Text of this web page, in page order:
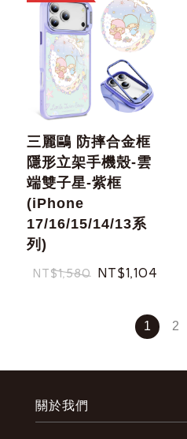
三麗鷗 防摔合金框
隱形立架手機殼-雲
端雙子星-紫框
(iPhone
17/16/15/14/13系
列)
NT$1,580 NT$1,104
1 2
關於我們